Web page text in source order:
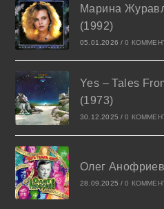
Марина
(1992)
05.01.2026 / 0
Yes – Tales
(1973)
30.12.2025 / 0
Олег Анофриев
28.09.2025 / 0